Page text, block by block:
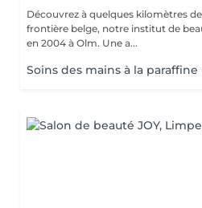
Découvrez à quelques kilomètres
frontière belge, notre institut de
en 2004 à Olm. Une a...
Soins des mains à la